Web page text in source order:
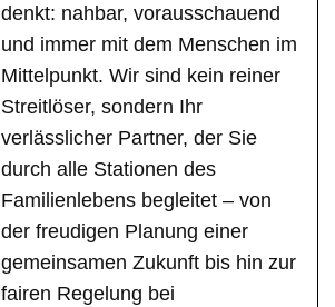
denkt: nahbar, vorausschauend
und immer mit dem Menschen im
Mittelpunkt. Wir sind kein reiner
Streitlöser, sondern Ihr
verlässlicher Partner, der Sie
durch alle Stationen des
Familienlebens begleitet – von
der freudigen Planung einer
gemeinsamen Zukunft bis hin zur
fairen Regelung bei